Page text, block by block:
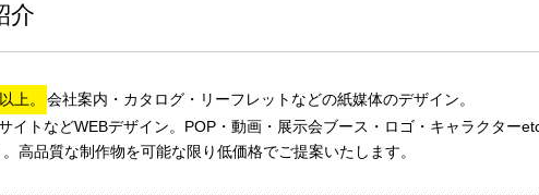
介
上。
会社案内・カタログ・リーフレットなどの紙媒体のデザイン。
イトなどWEBデザイン。POP・動画・展示会ブース・ロゴ・キャラクタ
高品質な制作物を可能な限り低価格でご提案いたします。